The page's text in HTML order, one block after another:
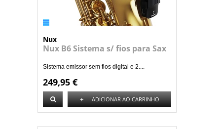
Nux
Nux B6 Sistema s/ fios para Sax
Sistema emissor sem fios digital e 2....
249,95 €
+ ADICIONAR AO CARRINHO